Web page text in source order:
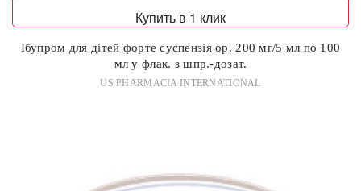
Купить в 1 клик
Ібупром для дітей форте суспензія ор. 200 мг/5 мл по 100
мл у флак. з шпр.-дозат.
US PHARMACIA INTERNATIONAL